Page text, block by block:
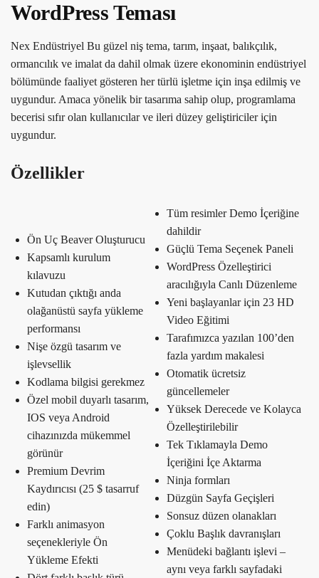
WordPress Teması
Nex Endüstriyel Bu güzel niş tema, tarım, inşaat, balıkçılık,
ormancılık ve imalat da dahil olmak üzere ekonominin endüstriyel
bölümünde faaliyet gösteren her türlü işletme için inşa edilmiş ve
uygundur. Amaca yönelik bir tasarıma sahip olup, programlama
becerisi sıfır olan kullanıcılar ve ileri düzey geliştiriciler için
uygundur.
Özellikler
Ön Uç Beaver Oluşturucu
Kapsamlı kurulum
kılavuzu
Kutudan çıktığı anda
olağanüstü sayfa yükleme
performansı
Nişe özgü tasarım ve
işlevsellik
Kodlama bilgisi gerekmez
Özel mobil duyarlı tasarım,
IOS veya Android
cihazınızda mükemmel
görünür
Premium Devrim
Kaydırıcısı (25 $ tasarruf
edin)
Farklı animasyon
seçenekleriyle Ön
Yükleme Efekti
Tüm resimler Demo İçeriğine
dahildir
Güçlü Tema Seçenek Paneli
WordPress Özelleştirici
aracılığıyla Canlı Düzenleme
Yeni başlayanlar için 23 HD
Video Eğitimi
Tarafımızca yazılan 100’den
fazla yardım makalesi
Otomatik ücretsiz
güncellemeler
Yüksek Derecede ve Kolayca
Özelleştirilebilir
Tek Tıklamayla Demo
İçeriğini İçe Aktarma
Ninja formları
Düzgün Sayfa Geçişleri
Sonsuz düzen olanakları
Çoklu Başlık davranışları
Menüdeki bağlantı işlevi –
aynı veya farklı sayfadaki